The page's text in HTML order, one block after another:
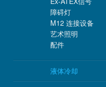
障碍灯
M12 连接设备
艺术照明
配件
液体冷却